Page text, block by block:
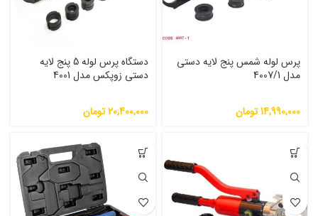
پرس لوله شمس پنج لایه دستی
مدل 4007/1
14,990,000تومان
دستگاه پرس لوله 5 پنج لایه
دستی زوپکس مدل 4001
20,400,000تومان